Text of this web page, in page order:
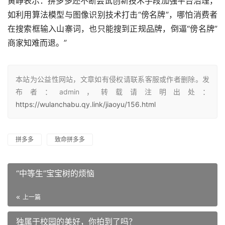
如利用算法模型与图像识别技术打击“傍名牌”，哪怕消费者
在搜索框输入山寨词，也只能搜到正规品牌，倒逼“傍名牌”
商家知难而退。”
本站为公益性网站，文章如有侵权请联系客服或作者删除。发
布者：admin，转载请注明出处：
https://wulanchabu.qy.link/jiaoyu/156.html
拼多多 致命拼多多
“中等生”宝宝树的烦恼
上一篇
独属于校园的美好，你拍到了吗？